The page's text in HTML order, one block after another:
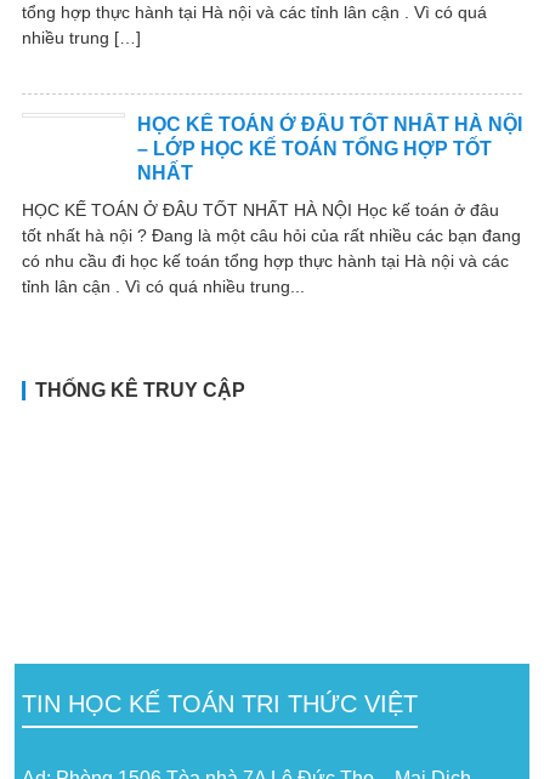
tổng hợp thực hành tại Hà nội và các tỉnh lân cận . Vì có quá
nhiều trung […]
HỌC KẾ TOÁN Ở ĐÂU TỐT NHẤT HÀ NỘI
– LỚP HỌC KẾ TOÁN TỔNG HỢP TỐT
NHẤT
HỌC KẾ TOÁN Ở ĐÂU TỐT NHẤT HÀ NỘI Học kế toán ở đâu
tốt nhất hà nội ? Đang là một câu hỏi của rất nhiều các bạn đang
có nhu cầu đi học kế toán tổng hợp thực hành tại Hà nội và các
tỉnh lân cận . Vì có quá nhiều trung...
THỐNG KÊ TRUY CẬP
TIN HỌC KẾ TOÁN TRI THỨC VIỆT